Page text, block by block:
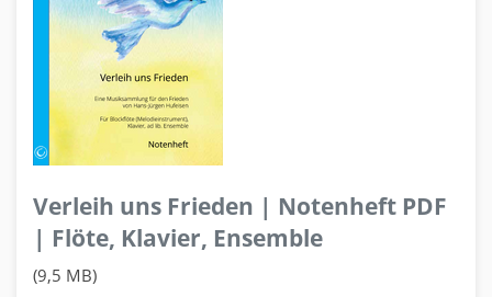
Verleih uns Frieden | Notenheft PDF
| Flöte, Klavier, Ensemble
(9,5 MB)